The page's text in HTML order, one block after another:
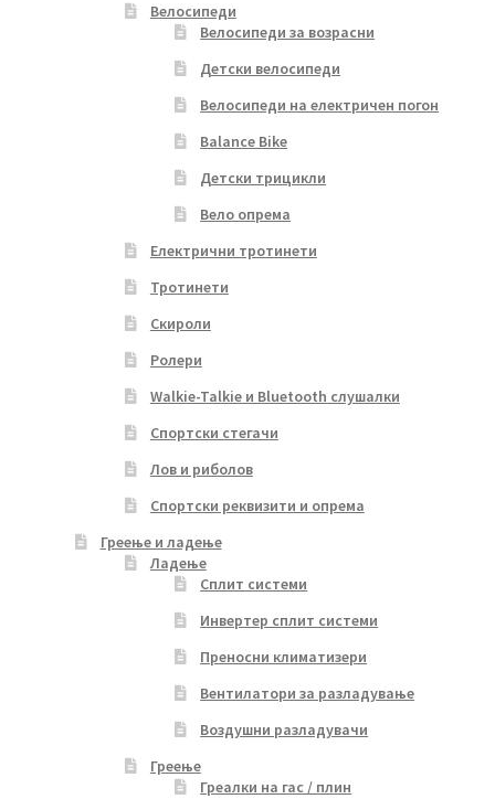
Велосипеди
Велосипеди за возрасни
Детски велосипеди
Велосипеди на електричен погон
Balance Bike
Детски трицикли
Вело опрема
Електрични тротинети
Тротинети
Скироли
Ролери
Walkie-Talkie и Bluetooth слушалки
Спортски стегачи
Лов и риболов
Спортски реквизити и опрема
Греење и ладење
Ладење
Сплит системи
Инвертер сплит системи
Преносни климатизери
Вентилатори за разладување
Воздушни разладувачи
Греење
Греалки на гас / плин